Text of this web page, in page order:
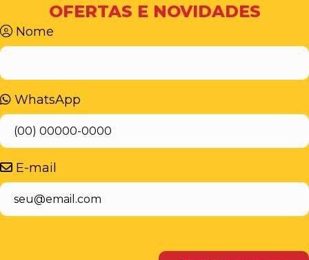
OFERTAS E NOVIDADES
Nome
WhatsApp
E-mail